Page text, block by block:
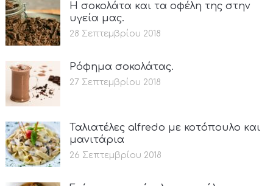
Η σοκολάτα και τα οφέλη της στην
υγεία μας.
28 Σεπτεμβρίου 2018
Ρόφημα σοκολάτας.
27 Σεπτεμβρίου 2018
Ταλιατέλες alfredo με κοτόπουλο και
μανιτάρια
26 Σεπτεμβρίου 2018